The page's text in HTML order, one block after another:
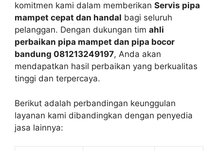
komitmen kami dalam memberikan Servis pipa
mampet cepat dan handal bagi seluruh
pelanggan. Dengan dukungan tim ahli
perbaikan pipa mampet dan pipa bocor
bandung 081213249197, Anda akan
mendapatkan hasil perbaikan yang berkualitas
tinggi dan terpercaya.
Berikut adalah perbandingan keunggulan
layanan kami dibandingkan dengan penyedia
jasa lainnya: